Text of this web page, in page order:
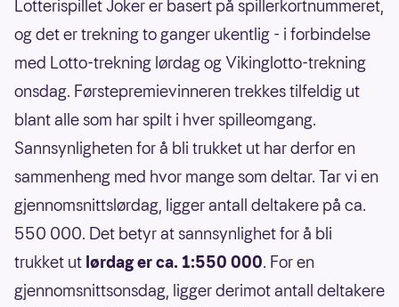
Lotterispillet Joker er basert på spillerkortnummeret,
og det er trekning to ganger ukentlig - i forbindelse
med Lotto-trekning lørdag og Vikinglotto-trekning
onsdag. Førstepremievinneren trekkes tilfeldig ut
blant alle som har spilt i hver spilleomgang.
Sannsynligheten for å bli trukket ut har derfor en
sammenheng med hvor mange som deltar. Tar vi en
gjennomsnittslørdag, ligger antall deltakere på ca.
550 000. Det betyr at sannsynlighet for å bli
trukket ut lørdag er ca. 1:550 000. For en
gjennomsnittsonsdag, ligger derimot antall deltakere